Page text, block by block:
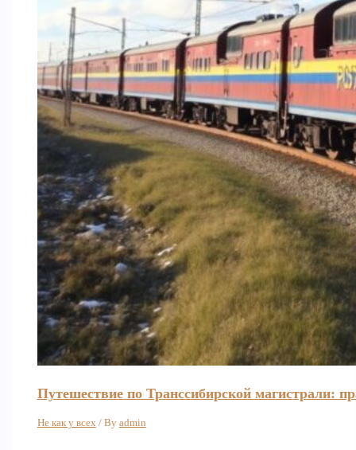
Путешествие по Транссибирской магистрали:
Не как у всех / By admin